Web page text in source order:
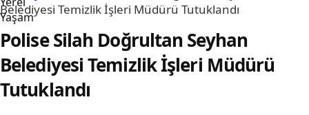
Yaşam
Belediyesi Temizlik İşleri Müdürü Tutuklandı
Polise Silah Doğrultan Seyhan
Belediyesi Temizlik İşleri Müdürü
Tutuklandı